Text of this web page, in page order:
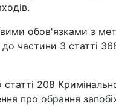
обов'язками з
частини 3 статті
208
про обрання